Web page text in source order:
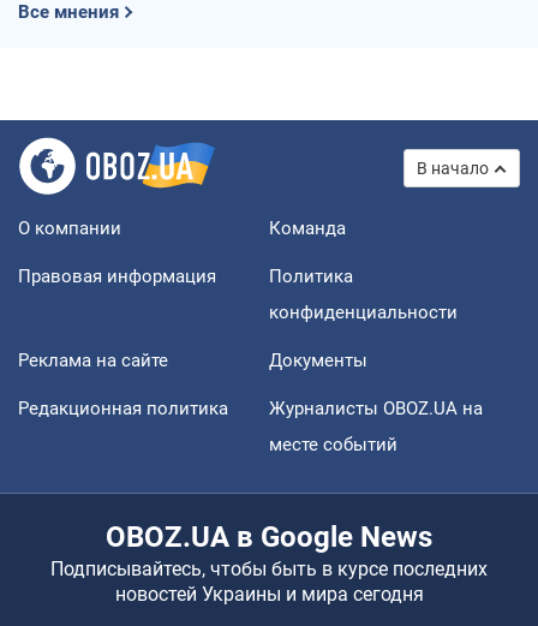
Все мнения
В начало
О компании Команда
Правовая информация
Политика
конфиденциальности
Реклама на сайте Документы
Редакционная политика
Журналисты OBOZ.UA на
месте событий
OBOZ.UA в Google News
Подписывайтесь, чтобы быть в курсе последних
новостей Украины и мира сегодня